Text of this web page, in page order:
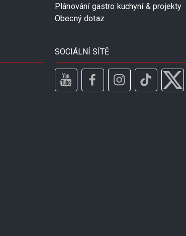
Plánování gastro kuchyní & projekty
Obecný dotaz
SOCIÁLNÍ SÍTĚ